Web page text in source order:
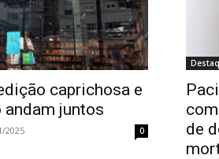
caprichosa e
juntos
2025 0
de